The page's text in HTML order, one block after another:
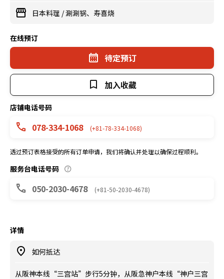
日本料理 /涮涮锅、寿喜烧
在线预订
待定预订
加入收藏
店铺电话号码
078-334-1068 (+81-78-334-1068)
透过预订表格接受的所有订单申请，我们将确认并处理以确保过程顺利。
服务台电话号码
050-2030-4678 (+81-50-2030-4678)
详情
如何抵达
从阪神本线“三宫站”步行5分钟，从阪急神户本线“神户三宫